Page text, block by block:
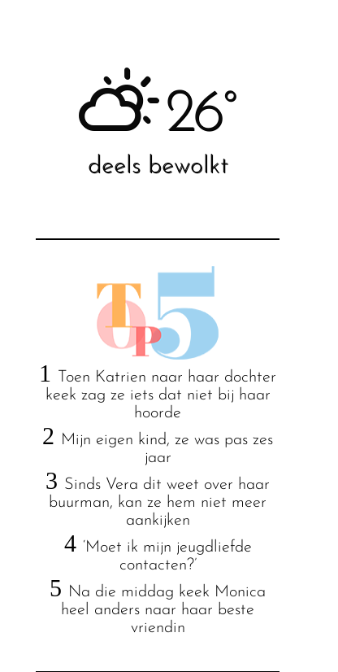
26°
deels bewolkt
1
Toen Katrien naar haar dochter
keek zag ze iets dat niet bij haar
hoorde
2 Mijn eigen kind, ze was pas zes
jaar
3 Sinds Vera dit weet over haar
buurman, kan ze hem niet meer
aankijken
4 ‘Moet ik mijn jeugdliefde
contacten?’
5 Na die middag keek Monica
heel anders naar haar beste
vriendin